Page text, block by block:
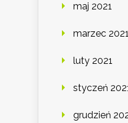
maj 2021
marzec 2021
luty 2021
styczeń
grudzień